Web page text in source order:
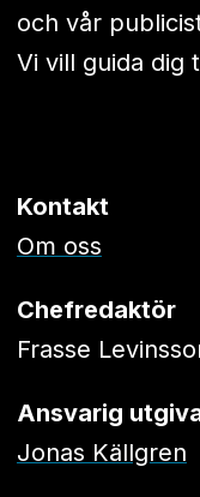
och vår
Vi vill guida dig
Kontakt
Om oss
Chefredaktör
Frasse
Ansvarig
Jonas Källgren